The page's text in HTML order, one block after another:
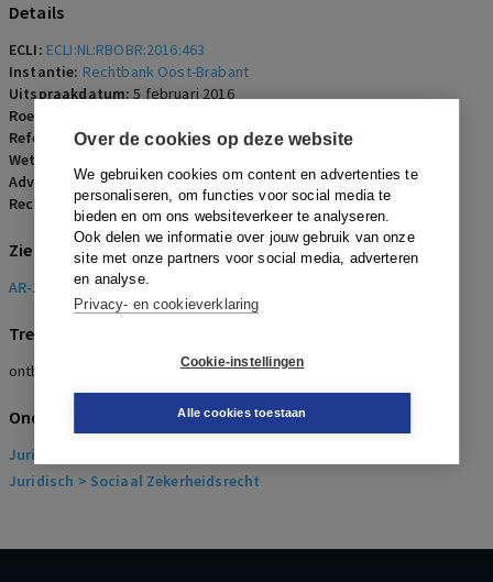
Over de cookies op deze website
We gebruiken cookies om content en advertenties te
personaliseren, om functies voor social media te
bieden en om ons websiteverkeer te analyseren.
Ook delen we informatie over jouw gebruik van onze
site met onze partners voor social media, adverteren
en analyse.
Privacy- en cookieverklaring
Cookie-instellingen
Alle cookies toestaan
Details
ECLI: ECLI:NL:RBOBR:2016:463
Instantie: Rechtbank Oost-Brabant
Uitspraakdatum:5 februari 2016
Roepnaam:
Referentienummer:AR-2017-0724
Wetsartikelen:
Advocaten:L.D. Brouwer en R.W.J.H.A. Neijndorff
Rechters:B.C.W. Geurtsen-van Eeden
Zie ook
AR-2016-1153
Trefwoorden
ontbinding, ernstig verwijtbaar handelen, strafbare feiten
Onderwerpen
Juridisch
Juridisch > Sociaal Zekerheidsrecht